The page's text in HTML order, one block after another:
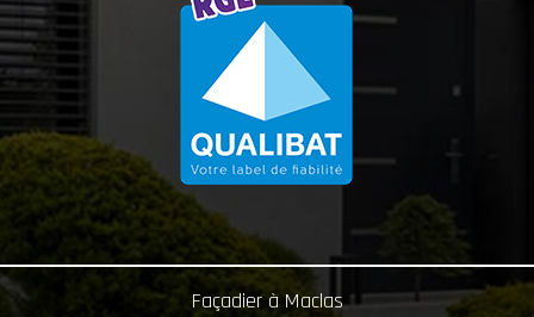
Façadier à Maclas